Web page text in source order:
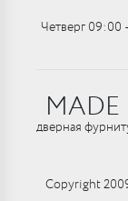
Четверг 09:00
MADE
дверная
Copyright